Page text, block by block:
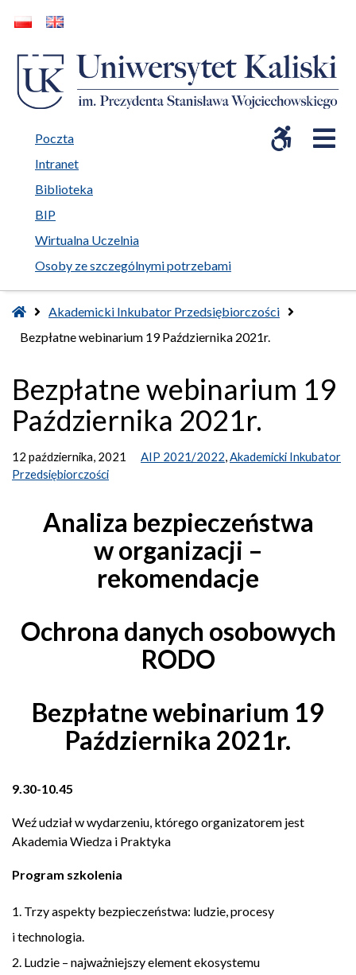
Pocztaopen in new window
Intranet
Bibliotekaopen in new window
BIPopen in new window
Wirtualna Uczelniaopen in new window
Osoby ze szczególnymi potrzebami
HomeAkademicki Inkubator Przedsiębiorczości
Bezpłatne webinarium 19 Października 2021r.
Bezpłatne webinarium 19
Października 2021r.
12 października, 2021 AIP 2021/2022,Akademicki Inkubator
Przedsiębiorczości
Analiza bezpieczeństwa
w organizacji –
rekomendacje
Ochrona danych osobowych
RODO
Bezpłatne webinarium 19
Października 2021r.
9.30-10.45
Weź udział w wydarzeniu, którego organizatorem jest
Akademia Wiedza i Praktyka
Program szkolenia
Trzy aspekty bezpieczeństwa: ludzie, procesy
i technologia.
Ludzie – najważniejszy element ekosystemu